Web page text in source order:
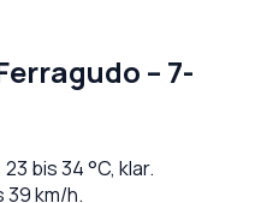
– 7-
23 bis34°C, klar.
39km/h.